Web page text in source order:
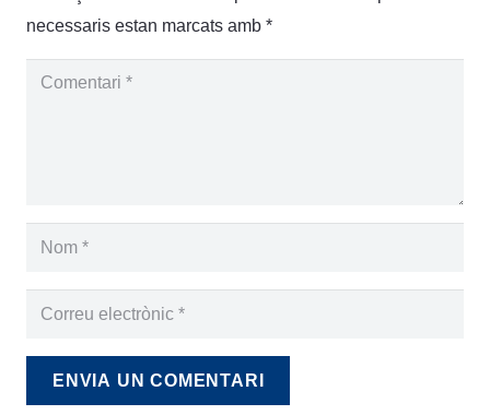
necessaris estan marcats amb *
ENVIA UN COMENTARI